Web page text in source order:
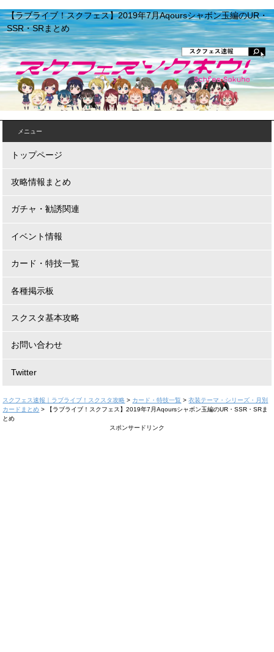
【ラブライブ！スクフェス】2019年7月Aqoursシャボン玉編のUR・
SSR・SRまとめ
メニュー
トップページ
攻略情報まとめ
ガチャ・勧誘関連
イベント情報
カード・特技一覧
各種掲示板
スクスタ基本攻略
お問い合わせ
Twitter
スクフェス速報｜ラブライブ！スクスタ攻略 > カード・特技一覧 >衣装テーマ・シリーズ・月別
カードまとめ >
【ラブライブ！スクフェス】2019年7月Aqoursシャボン玉編のUR・SSR・SRま
とめ
スポンサードリンク